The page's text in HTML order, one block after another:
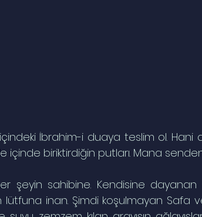
İbrahim-i duaya teslim ol. Hani
içinde biriktirdiğin putları. Mana
şeyin sahibine. Kendisine dayanan
inan. Şimdi koşulmayan Safa